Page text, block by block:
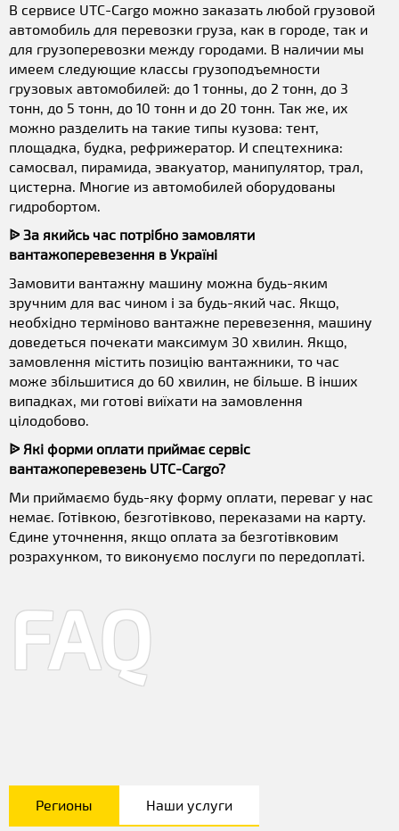
В сервисе UTC-Cargo можно заказать любой грузовой
автомобиль для перевозки груза, как в городе, так и
для грузоперевозки между городами. В наличии мы
имеем следующие классы грузоподъемности
грузовых автомобилей: до 1 тонны, до 2 тонн, до 3
тонн, до 5 тонн, до 10 тонн и до 20 тонн. Так же, их
можно разделить на такие типы кузова: тент,
площадка, будка, рефрижератор. И спецтехника:
самосвал, пирамида, эвакуатор, манипулятор, трал,
цистерна. Многие из автомобилей оборудованы
гидробортом.
ᐉ За якийсь час потрібно замовляти
вантажоперевезення в Україні
Замовити вантажну машину можна будь-яким
зручним для вас чином і за будь-який час. Якщо,
необхідно терміново вантажне перевезення, машину
доведеться почекати максимум 30 хвилин. Якщо,
замовлення містить позицію вантажники, то час
може збільшитися до 60 хвилин, не більше. В інших
випадках, ми готові виїхати на замовлення
цілодобово.
ᐉ Які форми оплати приймає сервіс
вантажоперевезень UTC-Cargo?
Ми приймаємо будь-яку форму оплати, переваг у нас
немає. Готівкою, безготівково, переказами на карту.
Єдине уточнення, якщо оплата за безготівковим
розрахунком, то виконуємо послуги по передоплаті.
FAQ
Регионы Наши услуги